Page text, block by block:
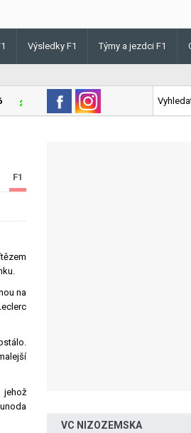
Výsledky F1 Týmy a jezdci F1
Lando Norris v Maďarsku letos poprvé
F1
na
jehož
VC NIZOZEMSKA